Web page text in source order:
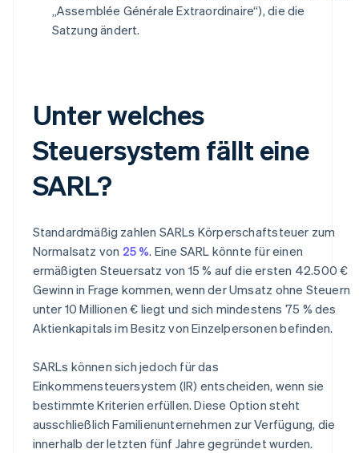
„Assemblée Générale Extraordinaire“), die die
Satzung ändert.
Unter welches
Steuersystem fällt eine
SARL?
Standardmäßig zahlen SARLs Körperschaftsteuer zum
Normalsatz von 25 %. Eine SARL könnte für einen
ermäßigten Steuersatz von 15 % auf die ersten 42.500 €
Gewinn in Frage kommen, wenn der Umsatz ohne Steuern
unter 10 Millionen € liegt und sich mindestens 75 % des
Aktienkapitals im Besitz von Einzelpersonen befinden.
SARLs können sich jedoch für das
Einkommensteuersystem (IR) entscheiden, wenn sie
bestimmte Kriterien erfüllen. Diese Option steht
ausschließlich Familienunternehmen zur Verfügung, die
innerhalb der letzten fünf Jahre gegründet wurden.